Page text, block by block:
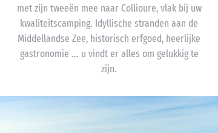
met zijn tweeën mee naar Collioure, vlak bij uw
kwaliteitscamping. Idyllische stranden aan de
Middellandse Zee, historisch erfgoed, heerlijke
gastronomie ... u vindt er alles om gelukkig te
zijn.